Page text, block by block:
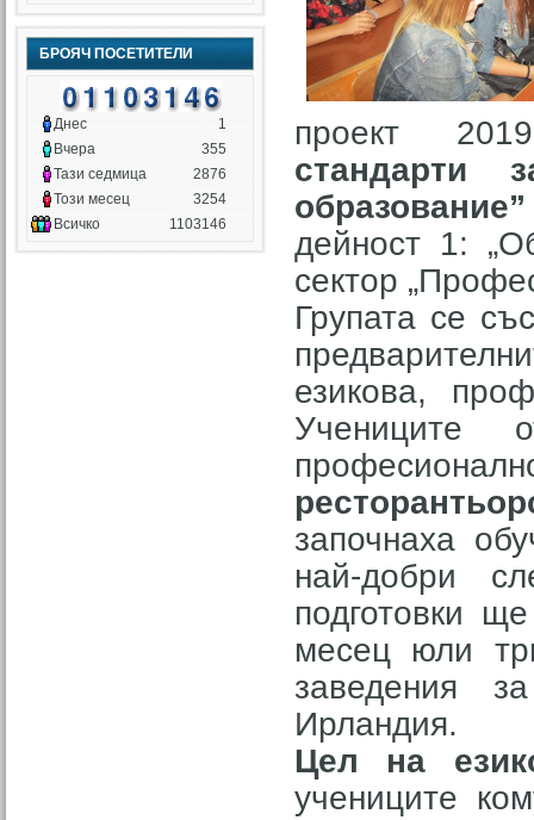
БРОЯЧ ПОСЕТИТЕЛИ
Днес
1
Вчера
355
Тази седмица
2876
Този месец
3254
Всичко
1103146
проект 2019-
стандарти
образование”
дейност 1:
сектор
Групата се
езикова,
започнаха
най-добри
подготовки
месец юли
заведения
Ирландия.
Цел на
учениците